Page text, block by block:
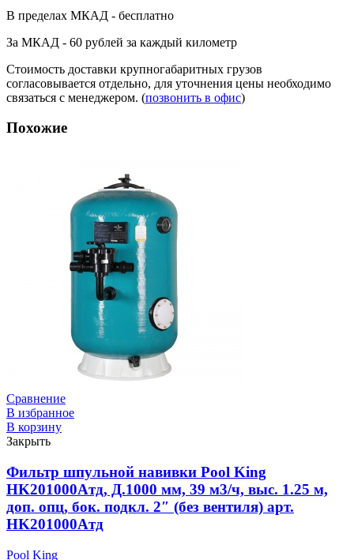
В пределах МКАД - бесплатно
За МКАД - 60 рублей за каждый километр
Стоимость доставки крупногабаритных грузов
согласовывается отдельно, для уточнения цены необходимо
связаться с менеджером. (позвонить в офис)
Похожие
Сравнение
В избранное
В корзину
Закрыть
Фильтр шпульной навивки Pool King
HK201000Aтд, Д.1000 мм, 39 м3/ч, выс. 1.25 м,
доп. опц, бок. подкл. 2″ (без вентиля) арт.
HK201000Aтд
Pool King